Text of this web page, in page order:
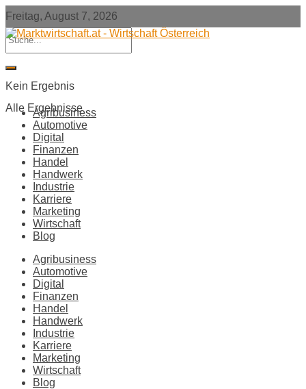
Freitag, August 7, 2026
Kein Ergebnis
Alle Ergebnisse
Agribusiness
Automotive
Digital
Finanzen
Handel
Handwerk
Industrie
Karriere
Marketing
Wirtschaft
Blog
Agribusiness
Automotive
Digital
Finanzen
Handel
Handwerk
Industrie
Karriere
Marketing
Wirtschaft
Blog